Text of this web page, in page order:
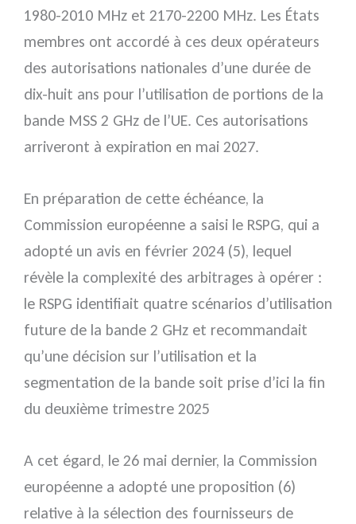
1980-2010 MHz et 2170-2200 MHz. Les États
membres ont accordé à ces deux opérateurs
des autorisations nationales d’une durée de
dix-huit ans pour l’utilisation de portions de la
bande MSS 2 GHz de l’UE. Ces autorisations
arriveront à expiration en mai 2027.
En préparation de cette échéance, la
Commission européenne a saisi le RSPG, qui a
adopté un avis en février 2024 (5), lequel
révèle la complexité des arbitrages à opérer :
le RSPG identifiait quatre scénarios d’utilisation
future de la bande 2 GHz et recommandait
qu’une décision sur l’utilisation et la
segmentation de la bande soit prise d’ici la fin
du deuxième trimestre 2025
A cet égard, le 26 mai dernier, la Commission
européenne a adopté une proposition (6)
relative à la sélection des fournisseurs de